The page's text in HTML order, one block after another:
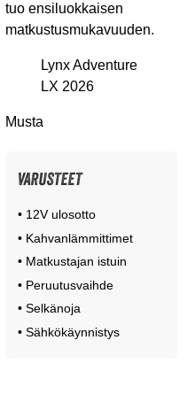
tuo ensiluokkaisen
matkustusmukavuuden.
Lynx Adventure
LX 2026
Musta
VARUSTEET
• 12V ulosotto
• Kahvanlämmittimet
• Matkustajan istuin
• Peruutusvaihde
• Selkänoja
• Sähkökäynnistys